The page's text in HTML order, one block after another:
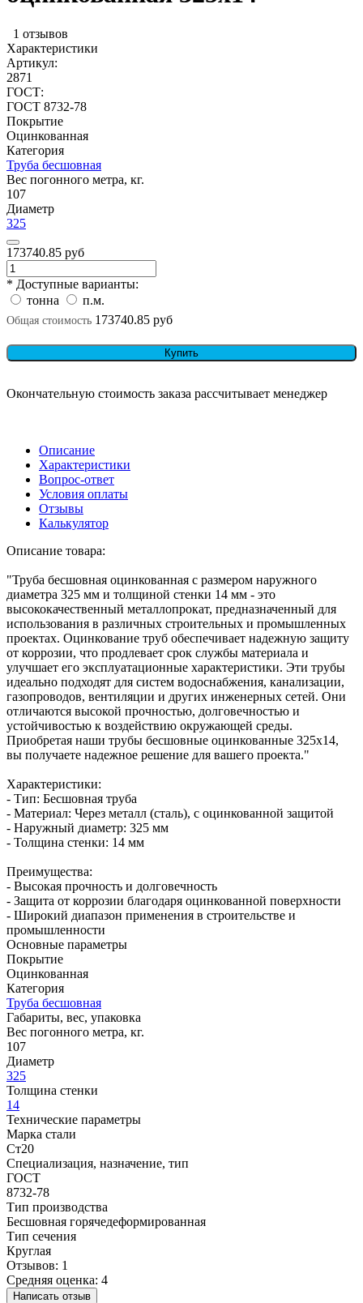
1 отзывов
Характеристики
Артикул:
2871
ГОСТ:
ГОСТ 8732-78
Покрытие
Оцинкованная
Категория
Труба бесшовная
Вес погонного метра, кг.
107
Диаметр
325
173740.85 руб
* Доступные варианты:
тонна
п.м.
Общая стоимость 173740.85 руб
Купить
Окончательную стоимость заказа рассчитывает менеджер
Описание
Характеристики
Вопрос-ответ
Условия оплаты
Отзывы
Калькулятор
Описание товара:
"Труба бесшовная оцинкованная с размером наружного
диаметра 325 мм и толщиной стенки 14 мм - это
высококачественный металлопрокат, предназначенный для
использования в различных строительных и промышленных
проектах. Оцинкование труб обеспечивает надежную защиту
от коррозии, что продлевает срок службы материала и
улучшает его эксплуатационные характеристики. Эти трубы
идеально подходят для систем водоснабжения, канализации,
газопроводов, вентиляции и других инженерных сетей. Они
отличаются высокой прочностью, долговечностью и
устойчивостью к воздействию окружающей среды.
Приобретая наши трубы бесшовные оцинкованные 325х14,
вы получаете надежное решение для вашего проекта."
Характеристики:
- Тип: Бесшовная труба
- Материал: Через металл (сталь), с оцинкованной защитой
- Наружный диаметр: 325 мм
- Толщина стенки: 14 мм
Преимущества:
- Высокая прочность и долговечность
- Защита от коррозии благодаря оцинкованной поверхности
- Широкий диапазон применения в строительстве и
промышленности
Основные параметры
Покрытие
Оцинкованная
Категория
Труба бесшовная
Габариты, вес, упаковка
Вес погонного метра, кг.
107
Диаметр
325
Толщина стенки
14
Технические параметры
Марка стали
Ст20
Специализация, назначение, тип
ГОСТ
8732-78
Тип производства
Бесшовная горячедеформированная
Тип сечения
Круглая
Отзывов: 1
Средняя оценка: 4
Написать отзыв